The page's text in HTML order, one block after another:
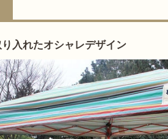
入れたオシャレデザイン